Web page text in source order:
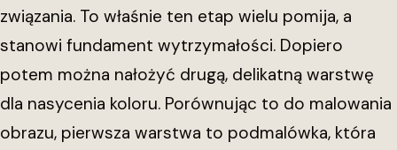
związania. To właśnie ten etap wielu pomija, a
stanowi fundament wytrzymałości. Dopiero
potem można nałożyć drugą, delikatną warstwę
dla nasycenia koloru. Porównując to do malowania
obrazu, pierwsza warstwa to podmalówka, która